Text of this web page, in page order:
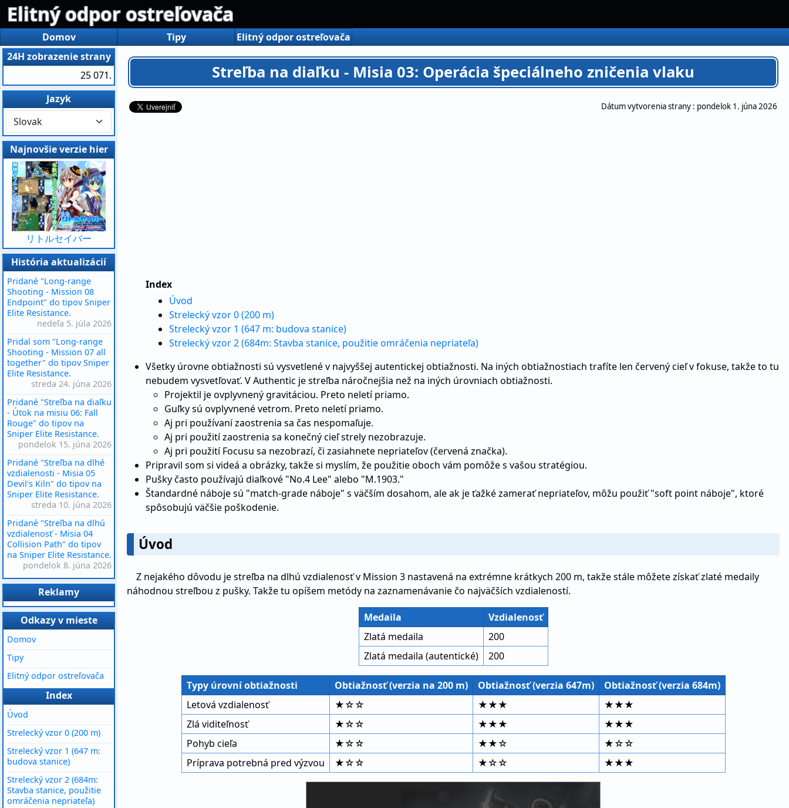
Elitný odpor ostreľovača
Domov Tipy Elitný odpor ostreľovača
Streľba na diaľku - Misia 03: Operácia špeciálneho zničenia vlaku
Dátum vytvorenia strany : pondelok 1. júna 2026
Index
Úvod
Strelecký vzor 0 (200 m)
Strelecký vzor 1 (647 m: budova stanice)
Strelecký vzor 2 (684m: Stavba stanice, použitie omráčenia nepriateľa)
Všetky úrovne obtiažnosti sú vysvetlené v najvyššej autentickej obtiažnosti. Na iných obtiažnostiach trafíte len červený cieľ v fokuse, takže to tu
nebudem vysvetľovať. V Authentic je streľba náročnejšia než na iných úrovniach obtiažnosti.
Projektil je ovplyvnený gravitáciou. Preto neletí priamo.
Guľky sú ovplyvnené vetrom. Preto neletí priamo.
Aj pri používaní zaostrenia sa čas nespomaľuje.
Aj pri použití zaostrenia sa konečný cieľ strely nezobrazuje.
Aj pri použití Focusu sa nezobrazí, či zasiahnete nepriateľov (červená značka).
Pripravil som si videá a obrázky, takže si myslím, že použitie oboch vám pomôže s vašou stratégiou.
Pušky často používajú diaľkové "No.4 Lee" alebo "M.1903."
Štandardné náboje sú "match-grade náboje" s väčším dosahom, ale ak je ťažké zamerať nepriateľov, môžu použiť "soft point náboje", ktoré
spôsobujú väčšie poškodenie.
Úvod
Z nejakého dôvodu je streľba na dlhú vzdialenosť v Mission 3 nastavená na extrémne krátkych 200 m, takže stále môžete získať zlaté medaily
náhodnou streľbou z pušky. Takže tu opíšem metódy na zaznamenávanie čo najväčších vzdialeností.
Medaila
Vzdialenosť
Zlatá medaila
200
Zlatá medaila (autentické)
200
Typy úrovní obtiažnosti Obtiažnosť (verzia na 200 m) Obtiažnosť (verzia 647m)
Obtiažnosť (verzia 684m)
Letová vzdialenosť
★☆☆ ★★★
★★★
Zlá viditeľnosť
★☆☆ ★★★
★★★
Pohyb cieľa
★☆☆ ★★☆
★☆☆
Príprava potrebná pred výzvou
★☆☆ ★☆☆ ★★★
24H zobrazenie strany
25 071.
Jazyk
Najnovšie verzie hier
リトルセイバー
História aktualizácií
Pridané "Long-range
Shooting - Mission 08
Endpoint" do tipov Sniper
Elite Resistance.
nedeľa 5. júla 2026
Pridal som "Long-range
Shooting - Mission 07 all
together" do tipov Sniper
Elite Resistance.
streda 24. júna 2026
Pridané "Streľba na diaľku
- Útok na misiu 06: Fall
Rouge" do tipov na
Sniper Elite Resistance.
pondelok 15. júna 2026
Pridané "Streľba na dlhé
vzdialenosti - Misia 05
Devil's Kiln" do tipov na
Sniper Elite Resistance.
streda 10. júna 2026
Pridané "Streľba na dlhú
vzdialenosť - Misia 04
Collision Path" do tipov
na Sniper Elite Resistance.
pondelok 8. júna 2026
Reklamy
Odkazy v mieste
Domov
Tipy
Elitný odpor ostreľovača
Index
Úvod
Strelecký vzor 0 (200 m)
Strelecký vzor 1 (647 m:
budova stanice)
Strelecký vzor 2 (684m:
Stavba stanice, použitie
omráčenia nepriateľa)